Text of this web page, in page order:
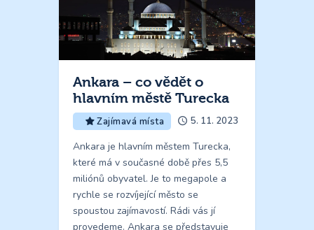
Ankara – co vědět o
hlavním městě Turecka
Zajímavá místa 5. 11. 2023
Ankara je hlavním městem Turecka,
které má v současné době přes 5,5
miliónů obyvatel. Je to megapole a
rychle se rozvíjející město se
spoustou zajímavostí. Rádi vás jí
provedeme. Ankara se představuje